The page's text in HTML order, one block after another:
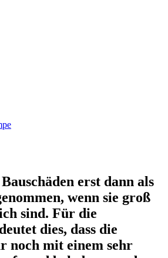
erst dann als
wenn sie groß
sind. Für die
dies, dass die
noch mit einem sehr